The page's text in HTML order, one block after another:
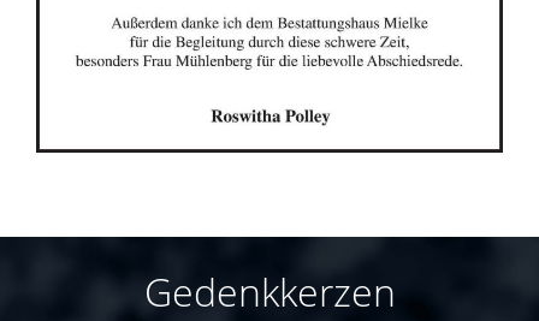
Gedenkkerzen